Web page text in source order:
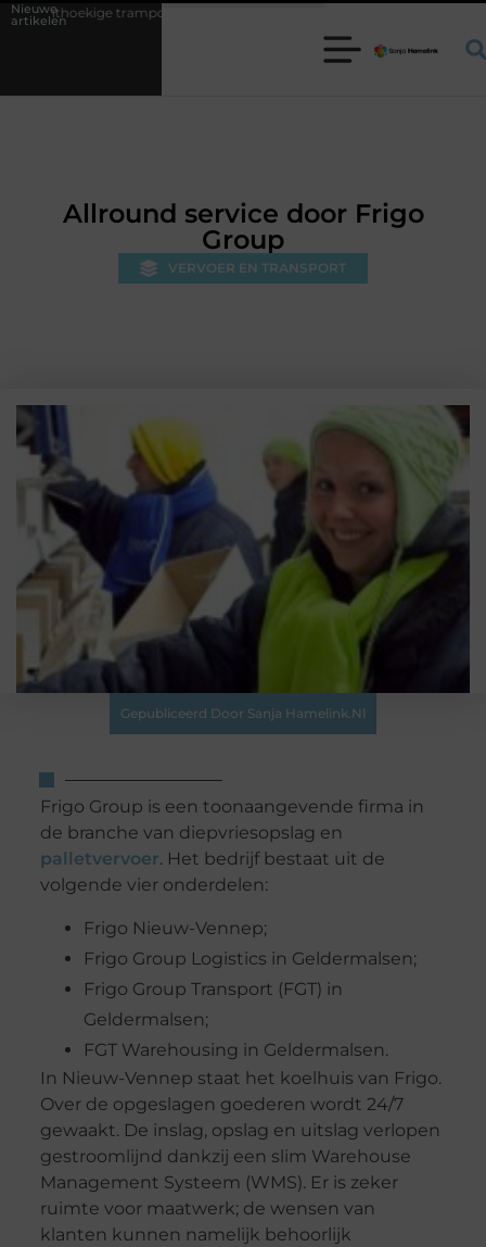
Nieuwe
artikelenkiezen voor jouw tuin
Allround service door Frigo
Group
VERVOER EN TRANSPORT
Gepubliceerd Door Sanja Hamelink.nl
Frigo Group is een toonaangevende firma in
de branche van diepvriesopslag en
palletvervoer. Het bedrijf bestaat uit de
volgende vier onderdelen:
Frigo Nieuw-Vennep;
Frigo Group Logistics in Geldermalsen;
Frigo Group Transport (FGT) in
Geldermalsen;
FGT Warehousing in Geldermalsen.
In Nieuw-Vennep staat het koelhuis van Frigo.
Over de opgeslagen goederen wordt 24/7
gewaakt. De inslag, opslag en uitslag verlopen
gestroomlijnd dankzij een slim Warehouse
Management Systeem (WMS). Er is zeker
ruimte voor maatwerk; de wensen van
klanten kunnen namelijk behoorlijk